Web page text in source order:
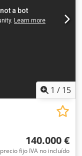
1 / 15
140.000 €
precio fijo IVA no incluído